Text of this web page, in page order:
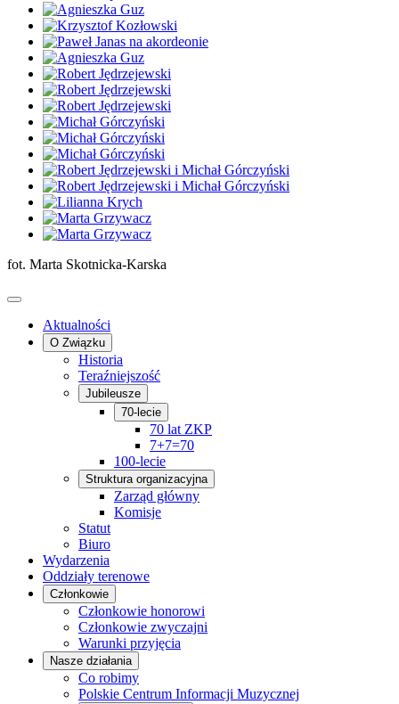
fot. Marta Skotnicka-Karska
Aktualności
O Związku
Historia
Teraźniejszość
Jubileusze
70-lecie
70 lat ZKP
7+7=70
100-lecie
Struktura organizacyjna
Zarząd główny
Komisje
Statut
Biuro
Wydarzenia
Oddziały terenowe
Członkowie
Członkowie honorowi
Członkowie zwyczajni
Warunki przyjęcia
Nasze działania
Co robimy
Polskie Centrum Informacji Muzycznej